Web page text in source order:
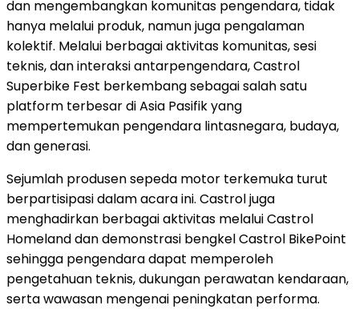
dan mengembangkan komunitas pengendara, tidak
hanya melalui produk, namun juga pengalaman
kolektif. Melalui berbagai aktivitas komunitas, sesi
teknis, dan interaksi antarpengendara, Castrol
Superbike Fest berkembang sebagai salah satu
platform terbesar di Asia Pasifik yang
mempertemukan pengendara lintasnegara, budaya,
dan generasi.
Sejumlah produsen sepeda motor terkemuka turut
berpartisipasi dalam acara ini. Castrol juga
menghadirkan berbagai aktivitas melalui Castrol
Homeland dan demonstrasi bengkel Castrol BikePoint
sehingga pengendara dapat memperoleh
pengetahuan teknis, dukungan perawatan kendaraan,
serta wawasan mengenai peningkatan performa.